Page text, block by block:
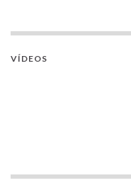
VÍDEOS